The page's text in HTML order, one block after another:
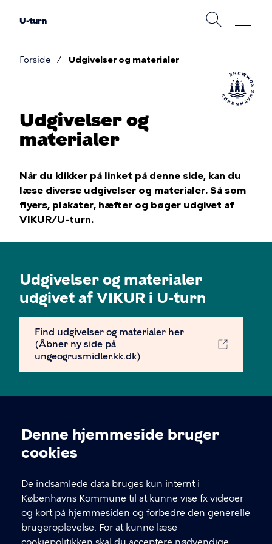
Cookieindstillinger
Denne hjemmeside bruger
cookies
De indsamlede data bruges kun internt i
Københavns Kommune til at kunne vise fx videoer
og kort på hjemmesiden og forbedre den generelle
brugeroplevelse. For at kunne læse
U-turn
Forside Udgivelser og materialer
Udgivelser og
materialer
Når du klikker på linket på denne side, kan du
læse diverse udgivelser og materialer. Så som
flyers, plakater, hæfter og bøger udgivet af
VIKUR/U-turn.
Udgivelser og materialer
udgivet af VIKUR i U-turn
Find udgivelser og materialer her
(Åbner ny side på
ungeogrusmidler.kk.dk)
U-turn
Rådgivningen er åben mandag kl. 12-16 og tirsdag,